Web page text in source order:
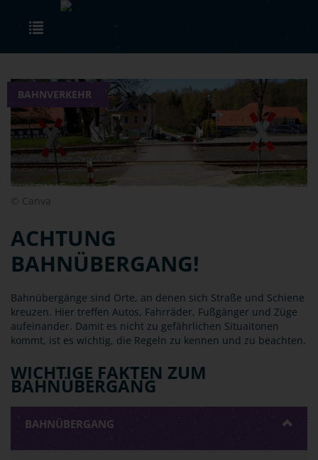
Skip to main content
BAHNVERKEHR
© Canva
ACHTUNG
BAHNÜBERGANG!
Bahnübergänge sind Orte, an denen sich Straße und Schiene
kreuzen. Hier treffen Autos, Fahrräder, Fußgänger und Züge
aufeinander. Damit es nicht zu gefährlichen Situaitonen
kommt, ist es wichtig, die Regeln zu kennen und zu beachten.
WICHTIGE FAKTEN ZUM
BAHNÜBERGANG
BAHNÜBERGANG